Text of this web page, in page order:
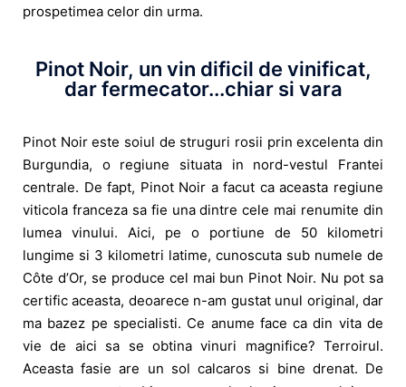
prospetimea celor din urma.
Pinot Noir, un vin dificil de vinificat,
dar fermecator...chiar si vara
Pinot Noir este soiul de struguri rosii prin excelenta din
Burgundia, o regiune situata in nord-vestul Frantei
centrale. De fapt, Pinot Noir a facut ca aceasta regiune
viticola franceza sa fie una dintre cele mai renumite din
lumea vinului. Aici, pe o portiune de 50 kilometri
lungime si 3 kilometri latime, cunoscuta sub numele de
Côte d’Or, se produce cel mai bun Pinot Noir. Nu pot sa
certific aceasta, deoarece n-am gustat unul original, dar
ma bazez pe specialisti. Ce anume face ca din vita de
vie de aici sa se obtina vinuri magnifice? Terroirul.
Aceasta fasie are un sol calcaros si bine drenat. De